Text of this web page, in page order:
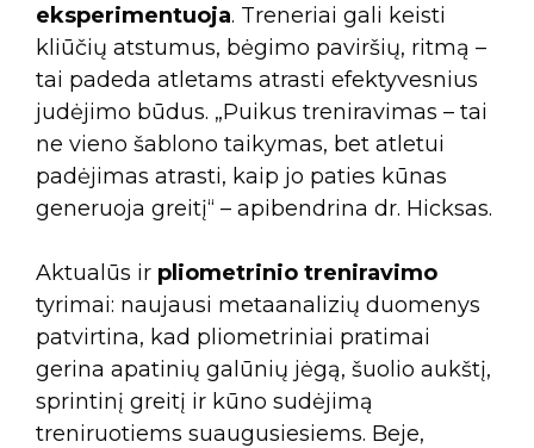
eksperimentuoja. Treneriai gali keisti
kliūčių atstumus, bėgimo paviršių, ritmą –
tai padeda atletams atrasti efektyvesnius
judėjimo būdus. „Puikus treniravimas – tai
ne vieno šablono taikymas, bet atletui
padėjimas atrasti, kaip jo paties kūnas
generuoja greitį“ – apibendrina dr. Hicksas.
Aktualūs ir pliometrinio treniravimo
tyrimai: naujausi metaanalizių duomenys
patvirtina, kad pliometriniai pratimai
gerina apatinių galūnių jėgą, šuolio aukštį,
sprintinį greitį ir kūno sudėjimą
treniruotiems suaugusiesiems. Beje,